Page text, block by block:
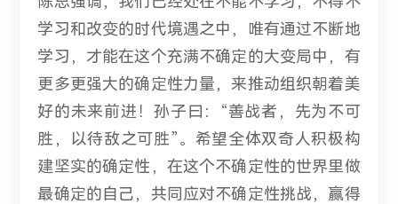
学习和改变的时代境遇之中，唯有通过不断地
学习，才能在这个充满不确定的大变局中，有
更多更强大的确定性力量，来推动组织朝着美
好的未来前进！孙子曰：“善战者，先为不可
胜，以待敌之可胜”。希望全体双奇人积极构
建坚实的确定性，在这个不确定性的世界里做
最确定的自己，共同应对不确定性挑战，赢得